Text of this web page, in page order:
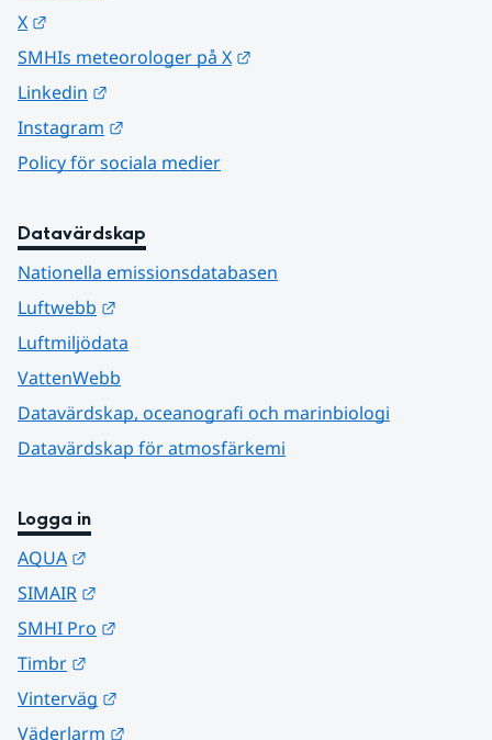
X
SMHIs meteorologer på X
Linkedin
Instagram
Policy för sociala medier
Datavärdskap
Nationella emissionsdatabasen
Luftwebb
Luftmiljödata
VattenWebb
Datavärdskap, oceanografi och marinbiologi
Datavärdskap för atmosfärkemi
Logga in
AQUA
SIMAIR
SMHI Pro
Timbr
Vinterväg
Väderlarm